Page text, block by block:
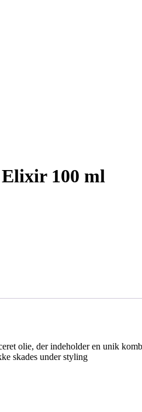
100 ml
olie, der indeholder en unik
skades under styling